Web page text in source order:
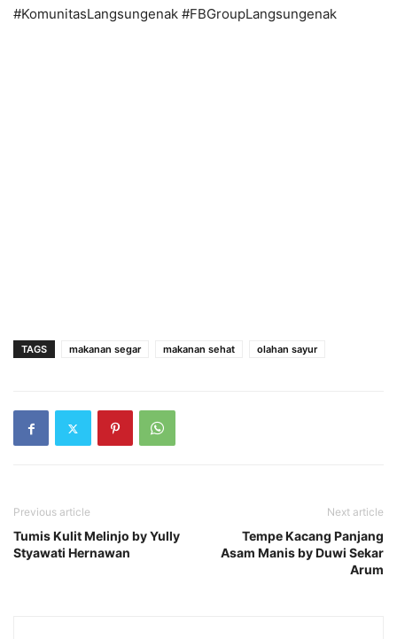
#KomunitasLangsungenak #FBGroupLangsungenak
TAGS makanan segar makanan sehat olahan sayur
Previous article
Tumis Kulit Melinjo by Yully
Styawati Hernawan
Next article
Tempe Kacang Panjang
Asam Manis by Duwi Sekar
Arum